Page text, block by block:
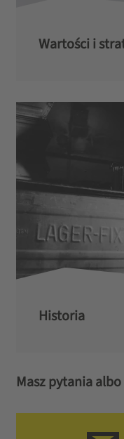
Wartości i
Historia
Masz pytania